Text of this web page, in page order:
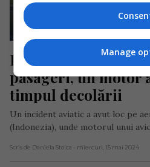
Panică într-un avion
pasageri, un motor
timpul decolării
Un incident aviatic a avut loc pe
(Indonezia), unde motorul unui
Scris de Daniela Stoica - miercuri, 15 mai 2024
Manage